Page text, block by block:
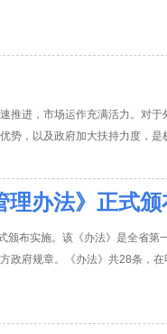
推进，市场运作充满活力。对
势，以及政府加大扶持力度，是
理办法》正式
颁布实施。该《办法》是全省第
政府规章。《办法》共28条，